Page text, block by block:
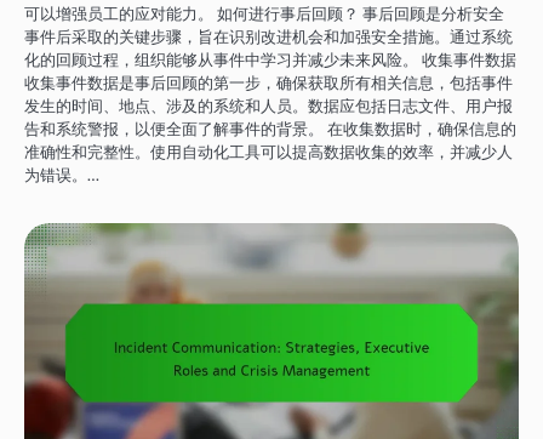
可以增强员工的应对能力。 如何进行事后回顾？ 事后回顾是分析安全
事件后采取的关键步骤，旨在识别改进机会和加强安全措施。通过系统
化的回顾过程，组织能够从事件中学习并减少未来风险。 收集事件数据
收集事件数据是事后回顾的第一步，确保获取所有相关信息，包括事件
发生的时间、地点、涉及的系统和人员。数据应包括日志文件、用户报
告和系统警报，以便全面了解事件的背景。 在收集数据时，确保信息的
准确性和完整性。使用自动化工具可以提高数据收集的效率，并减少人
为错误。…